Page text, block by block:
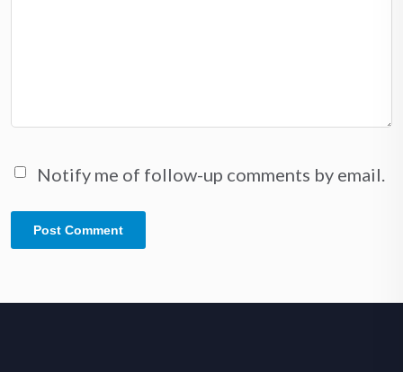
Notify me of follow-up comments by email.